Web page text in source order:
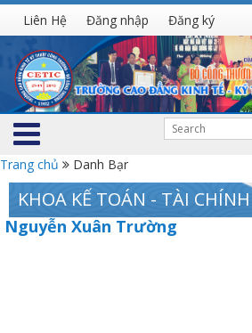
Liên Hệ Đăng nhập Đăng ký
Trang chủ Danh Bạr
KHOA KẾ TOÁN - TÀI CHÍNH
Nguyễn Xuân Trường